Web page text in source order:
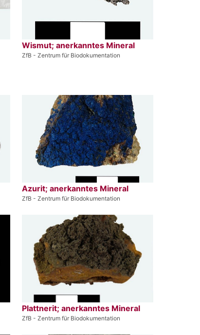
Wismut; anerkanntes Mineral
ZfB - Zentrum für Biodokumentation
Azurit; anerkanntes Mineral
ZfB - Zentrum für Biodokumentation
Plattnerit; anerkanntes Mineral
ZfB - Zentrum für Biodokumentation